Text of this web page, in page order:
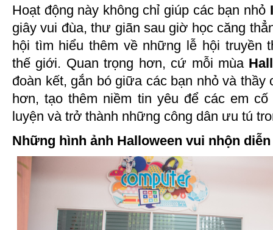
Hoạt động này không chỉ giúp các bạn nhỏ
giây vui đùa, thư giãn sau giờ học căng
hội tìm hiểu thêm về những lễ hội truyền
thế giới. Quan trọng hơn, cứ mỗi mùa
đoàn kết, gắn bó giữa các bạn nhỏ và thầy
hơn, tạo thêm niềm tin yêu để các em
luyện và trở thành những công dân ưu tú
Những hình ảnh Halloween vui nhộn